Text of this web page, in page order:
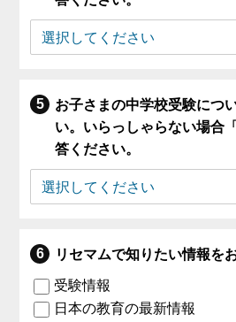
お子さまの中学校受験につ
い。いらっしゃらない場合
答ください。
リセマムで知りたい情報を
受験情報
日本の教育の最新情報